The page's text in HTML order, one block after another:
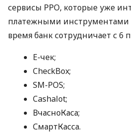
сервисы РРО, которые уже
платежными инструментами
время банк сотрудничает с 6
E-чек;
CheckBox;
SM-POS;
Cashalot;
ВчасноКаса;
СмартКасса.